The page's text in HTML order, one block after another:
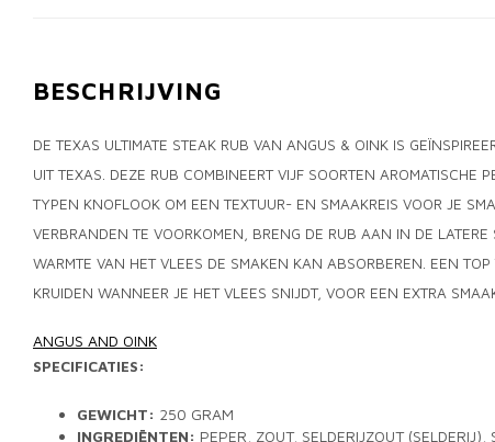
BESCHRIJVING
DE TEXAS ULTIMATE STEAK RUB VAN ANGUS & OINK IS
UIT TEXAS. DEZE RUB COMBINEERT VIJF SOORTEN AROMATISCHE
TYPEN KNOFLOOK OM EEN TEXTUUR- EN SMAAKREIS VOOR JE
VERBRANDEN TE VOORKOMEN, BRENG DE RUB AAN IN DE
WARMTE VAN HET VLEES DE SMAKEN KAN ABSORBEREN. EEN
KRUIDEN WANNEER JE HET VLEES SNIJDT, VOOR EEN EXTRA
ANGUS AND OINK
SPECIFICATIES:
GEWICHT: 250 GRAM
INGREDIËNTEN: PEPER, ZOUT, SELDERIJZOUT (SELDERIJ),